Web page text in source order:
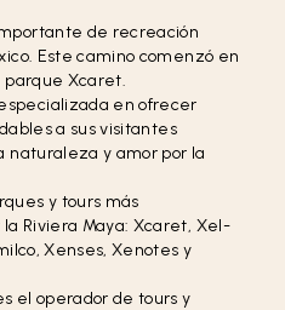
de recreación
Este camino comenzó en
parque Xcaret.
en ofrecer
a sus visitantes
naturaleza y amor por la
y tours más
Riviera Maya: Xcaret, Xel-
Xenses, Xenotes y
el operador de tours y